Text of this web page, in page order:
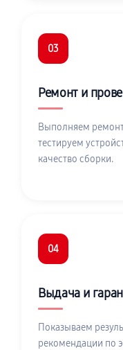
03
Ремонт и
Выполняем
тестируем
качество сборки.
04
Выдача и
Показываем
рекомендации по